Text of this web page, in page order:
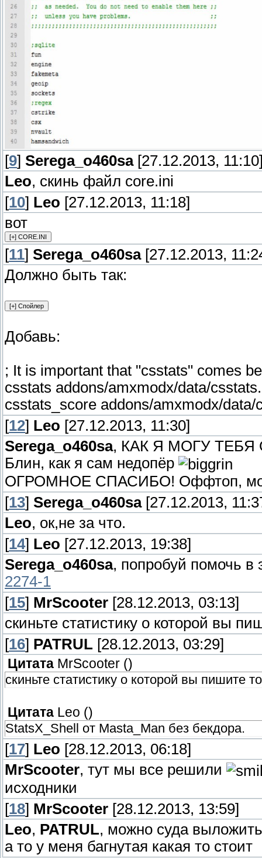
[9] Serega_o460sa[27.12.2013,
Leo, скинь файл core.ini
[10] Leo [27.12.2013, 11:18]
вот
[11] Serega_o460sa[27.12.2013,
Должно быть так:
Добавь:
; It is important that "csstats" comes
csstats addons/amxmodx/data/
csstats_score addons/amxmodx/data/
[12] Leo [27.12.2013, 11:30]
Serega_o460sa, КАК Я МОГУ ТЕБЯ
Блин, как я сам недопёр
ОГРОМНОЕ СПАСИБО! Оффтоп,
[13] Serega_o460sa[27.12.2013,
Leo, ок,не за что.
[14] Leo [27.12.2013, 19:38]
Serega_o460sa, попробуй помочь в
2274-1
[15] MrScooter [28.12.2013, 03:13]
скиньте статистику о которой вы
[16] PATRUL [28.12.2013, 03:29]
Цитата MrScooter ()
скиньте статистику о которой вы пишите
Цитата Leo ()
StatsX_Shell от Masta_Man без бекдора.
[17] Leo [28.12.2013, 06:18]
MrScooter, тут мы все решили
исходники
[18] MrScooter [28.12.2013, 13:59]
Leo, PATRUL, можно суда
а то у меня багнутая какая то стоит